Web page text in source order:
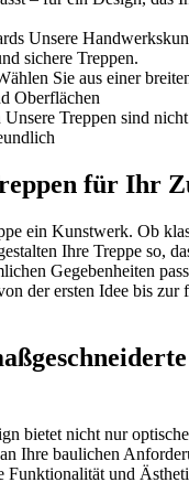
Unsere
sichere Treppen.
Sie aus einer
Oberflächen
Unsere Treppen sind
für Ihr
ein Kunstwerk. Ob
Ihre Treppe so,
Gegebenheiten
der ersten Idee bis zur
bietet nicht nur
Ihre baulichen
Funktionalität und